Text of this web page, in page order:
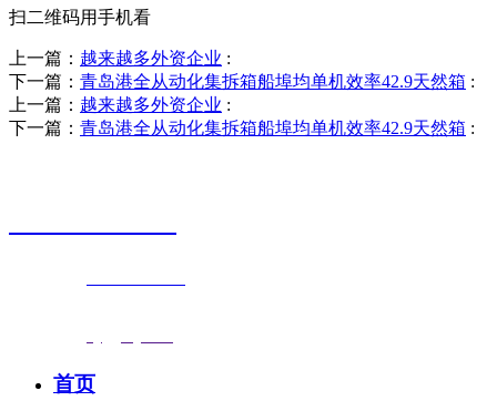
扫二维码用手机看
上一篇： 越来越多外资企业 :
下一篇： 青岛港全从动化集拆箱船埠均单机效率42.9天然箱 :
上一篇： 越来越多外资企业 :
下一篇： 青岛港全从动化集拆箱船埠均单机效率42.9天然箱 :
首页